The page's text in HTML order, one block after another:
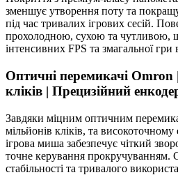
зменшує утворення поту та
під час тривалих ігрових сесій.
прохолодною, сухою та чутливою,
інтенсивних FPS та змагальної гри
Оптичні перемикачі Omron
кліків | Прецизійний
Завдяки міцним оптичним
мільйонів кліків, та
ігрова миша забезпечує чіткий
точне керування прокручуванням.
стабільності та тривалого